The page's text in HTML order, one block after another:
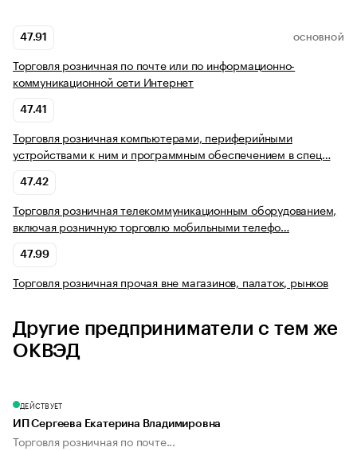
47.91 ОСНОВНОЙ
Торговля розничная по почте или по информационно-
коммуникационной сети Интернет
47.41
Торговля розничная компьютерами, периферийными
устройствами к ним и программным обеспечением в спец…
47.42
Торговля розничная телекоммуникационным оборудованием,
включая розничную торговлю мобильными телефо…
47.99
Торговля розничная прочая вне магазинов, палаток, рынков
Другие предприниматели с тем же
ОКВЭД
ДЕЙСТВУЕТ
ИП Сергеева Екатерина Владимировна
Торговля розничная по почте...